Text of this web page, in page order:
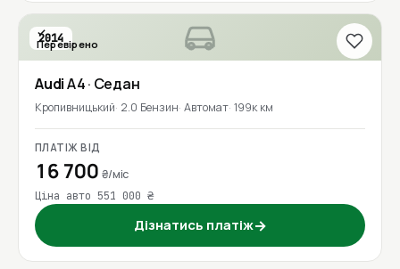
2014
Перевірено
AudiA4· Седан
Кропивницький 2.0 Бензин Автомат 199к км
ПЛАТІЖ ВІД
16 700 ₴/міс
Ціна авто 551 000 ₴
Дізнатись платіж→